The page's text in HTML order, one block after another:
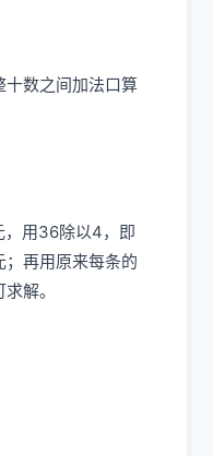
十数之间加法口算
，用36除以4，即
再用原来每条的
解。